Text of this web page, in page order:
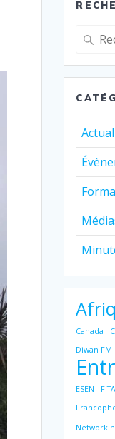
pour
:
Canada
Diwan FM
ESEN FITA